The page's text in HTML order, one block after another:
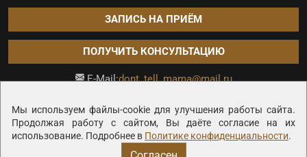
Мы используем файлы-cookie для улучшения работы сайта.
Продолжая работу с сайтом, Вы даёте согласие на их
использование. Подробнее в Политике конфиденциальности.
ЗАПИСЬ НА ПРИЁМ
ПОЛУЧИТЬ КОНСУЛЬТАЦИЮ
E-Mail:dont_tell_mama@mail.ru